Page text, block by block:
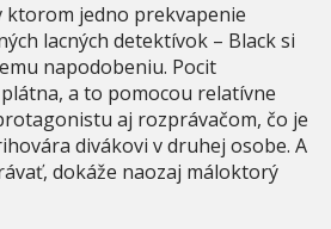
ktorom jedno prekvapenie
lacných detektívok – Black si
napodobeniu. Pocit
a to pomocou relatívne
aj rozprávačom, čo je
divákovi v druhej osobe. A
dokáže naozaj máloktorý